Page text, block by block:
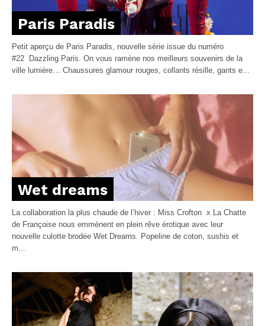
Paris Paradis
Petit aperçu de Paris Paradis, nouvelle série issue du numéro
#22 Dazzling Paris. On vous ramène nos meilleurs souvenirs de la
ville lumière… Chaussures glamour rouges, collants résille, gants e...
Wet dreams
La collaboration la plus chaude de l’hiver : Miss Crofton x La Chatte
de Françoise nous emmènent en plein rêve érotique avec leur
nouvelle culotte brodée Wet Dreams. Popeline de coton, sushis et
m...